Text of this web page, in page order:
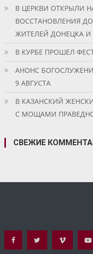
В ЦЕРКВИ ОТКРЫЛИ
ВОССТАНОВЛЕНИЯ
ЖИТЕЛЕЙ ДОНЕЦКА И
В КУРБЕ ПРОШЕЛ
АНОНС
9 АВГУСТА
В КАЗАНСКИЙ
С МОЩАМИ
СВЕЖИЕ